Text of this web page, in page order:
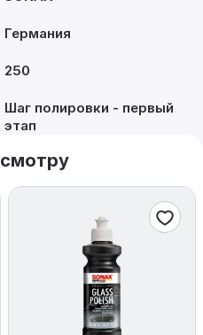
Германия
250
Шаг полировки - первый
этап